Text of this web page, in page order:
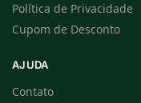
Política de Privacidade
Cupom de Desconto
AJUDA
Contato